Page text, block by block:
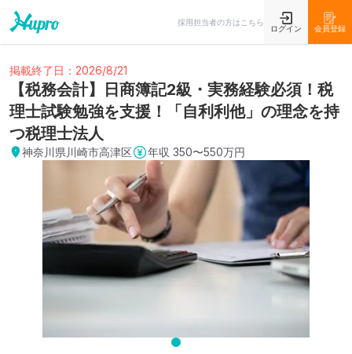
採用担当者の方はこちら
ログイン 会員登録
掲載終了日：2026/8/21
【税務会計】日商簿記2級・実務経験必須！税
理士試験勉強を支援！「自利利他」の理念を持
つ税理士法人
神奈川県川崎市高津区 年収 350〜550万円